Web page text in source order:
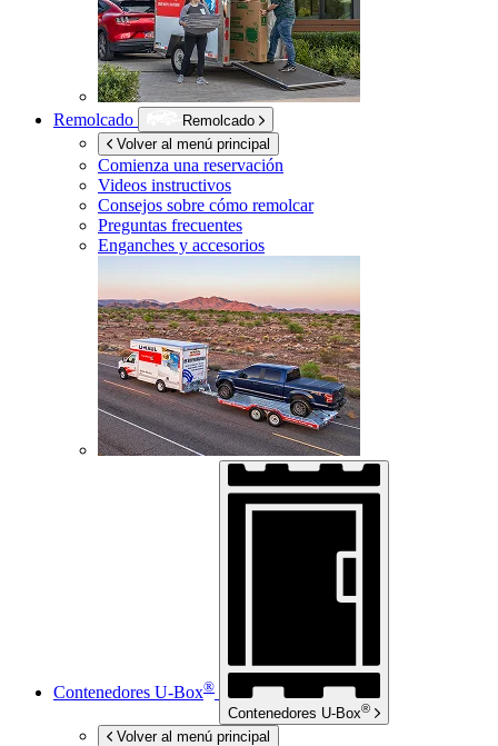
Remolcado
Remolcado
Volver al menú principal
Comienza una reservación
Videos instructivos
Consejos sobre cómo remolcar
Preguntas frecuentes
Enganches y accesorios
Contenedores U-Box®
Contenedores U-Box®
Volver al menú principal